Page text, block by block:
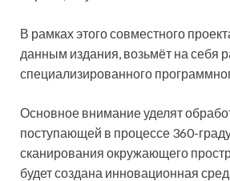
В рамках этого совместного
данным издания, возьмёт на себя
специали­зированного
Основное внимание уделят
поступающей в процессе 360-
сканирования окружающего
будет создана инновационная